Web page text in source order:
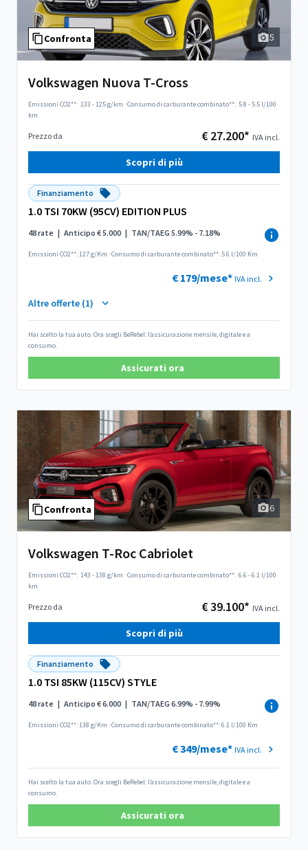
Confronta 5
Volkswagen Nuova T-Cross
Emissioni CO2**: 133 - 125 g/km ·Consumo di carburante combinato**: 5.8 - 5.5 l/100
km
Prezzo da € 27.200* IVA incl.
Scopri di più
Finanziamento
1.0 TSI 70KW (95CV) EDITION PLUS
48 rate | Anticipo € 5.000 | TAN/TAEG 5.99% - 7.18%
Emissioni CO2**: 127 g/Km ·Consumo di carburante combinato**: 5.6 l/100 Km
€ 179/mese* IVA incl.
Altre offerte (1)
Hai scelto la tua auto. Ora scegli BeRebel: l’assicurazione mensile, digitale e a
consumo.
Assicurati ora
Confronta 6
Volkswagen T-Roc Cabriolet
Emissioni CO2**: 143 - 138 g/km ·Consumo di carburante combinato**: 6.6 - 6.1 l/100
km
Prezzo da € 39.100* IVA incl.
Scopri di più
Finanziamento
1.0 TSI 85KW (115CV) STYLE
48 rate | Anticipo € 6.000 | TAN/TAEG 6.99% - 7.99%
Emissioni CO2**: 138 g/Km ·Consumo di carburante combinato**: 6.1 l/100 Km
€ 349/mese* IVA incl.
Hai scelto la tua auto. Ora scegli BeRebel: l’assicurazione mensile, digitale e a
consumo.
Assicurati ora